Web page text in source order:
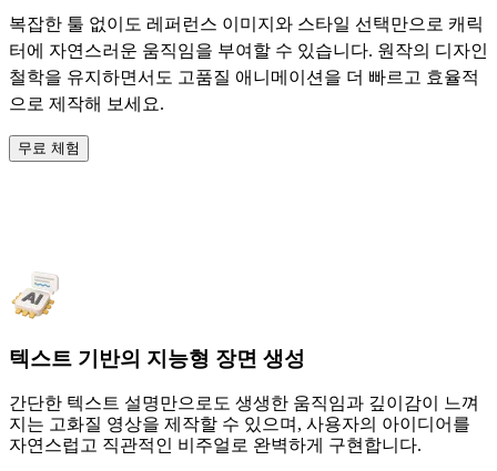
복잡한 툴 없이도 레퍼런스 이미지와 스타일 선택만으로 캐릭
터에 자연스러운 움직임을 부여할 수 있습니다. 원작의 디자인
철학을 유지하면서도 고품질 애니메이션을 더 빠르고 효율적
으로 제작해 보세요.
무료 체험
텍스트 기반의 지능형 장면 생성
간단한 텍스트 설명만으로도 생생한 움직임과 깊이감이 느껴
지는 고화질 영상을 제작할 수 있으며, 사용자의 아이디어를
자연스럽고 직관적인 비주얼로 완벽하게 구현합니다.